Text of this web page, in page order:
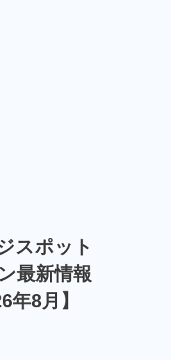
スポット
最新情報
年8月】